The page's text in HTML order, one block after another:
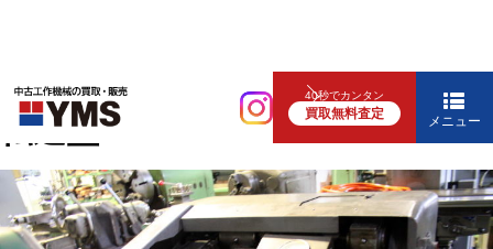
40秒でカンタン
買取無料査定 メニュー
その他工作機械
転造盤